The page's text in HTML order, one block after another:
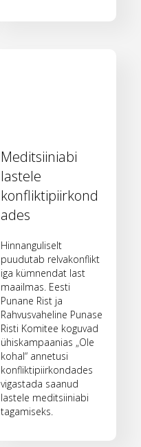
Meditsiiniabi
lastele
konfliktipiirkond
ades
Hinnanguliselt
puudutab relvakonflikt
iga kümnendat last
maailmas. Eesti
Punane Rist ja
Rahvusvaheline Punase
Risti Komitee koguvad
ühiskampaanias „Ole
kohal“ annetusi
konfliktipiirkondades
vigastada saanud
lastele meditsiiniabi
tagamiseks.